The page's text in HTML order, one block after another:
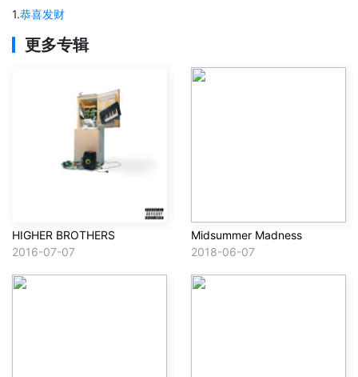
1.恭喜发财
更多专辑
HIGHER BROTHERS
2016-07-07
Midsummer Madness
2018-06-07